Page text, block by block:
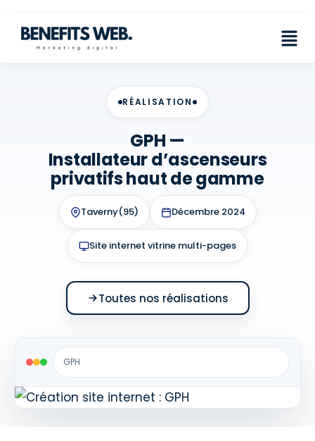
RÉALISATION
GPH —
Installateur d’ascenseurs
privatifs haut de gamme
Taverny(95) Décembre 2024
Site internet vitrine multi-pages
Toutes nos réalisations
GPH